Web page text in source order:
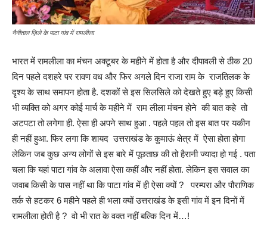
नैनीताल ज़िले के पाटा गांव में रामलीला
भारत में रामलीला का मंचन अक्टूबर के महीने में होता है और दीपावली से ठीक 20
दिन पहले दशहरे पर रावण वध और फिर अगले दिन राजा राम के राजतिलक के
दृश्य के साथ समापन होता है. दशकों से इस सिलसिले को देखते हुए बड़े हुए किसी
भी व्यक्ति को अगर कोई मार्च के महीने में राम लीला मंचन होने की बात कहे तो
अटपटा तो लगेगा ही. ऐसा ही अपने साथ हुआ . पहले पहल तो इस बात पर यकीन
ही नहीं हुआ. फिर लगा कि शायद उत्तराखंड के कुमाऊं क्षेत्र में ऐसा होता होगा
लेकिन जब कुछ अन्य लोगों से इस बारे में पूछताछ की तो हैरानी ज्यादा हो गई . पता
चला कि यहां पाटा गांव के अलावा ऐसा कहीं और नहीं होता. लेकिन इस सवाल का
जवाब किसी के पास नहीं था कि पाटा गांव में ही ऐसा क्यों ? परम्परा और पौराणिक
तर्क से हटकर 6 महीने पहले ही भला क्यों उत्तराखंड के इसी गांव में इन दिनों में
रामलीला होती है ? वो भी रात के वक्त नहीं बल्कि दिन में…!